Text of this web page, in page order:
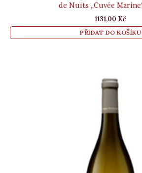
de Nuits „Cuvée
1131,00 Kč
PŘIDAT DO KOŠÍKU